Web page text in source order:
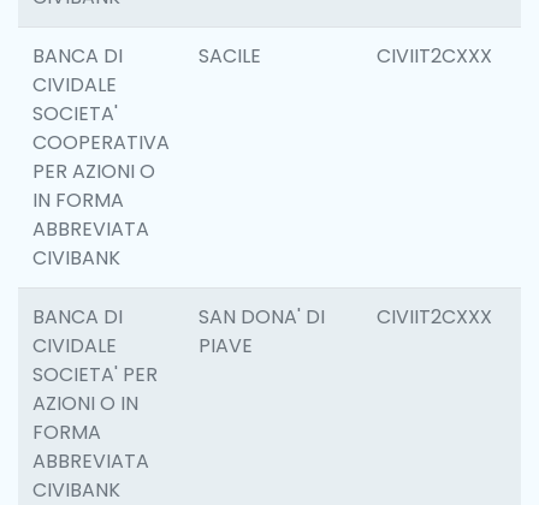
BANCA DI
CIVIDALE
SOCIETA'
COOPERATIVA
PER AZIONI O
IN FORMA
ABBREVIATA
CIVIBANK
SACILE CIVIIT2CXXX
BANCA DI
CIVIDALE
SOCIETA' PER
AZIONI O IN
FORMA
ABBREVIATA
CIVIBANK
SAN DONA' DI
PIAVE
CIVIIT2CXXX